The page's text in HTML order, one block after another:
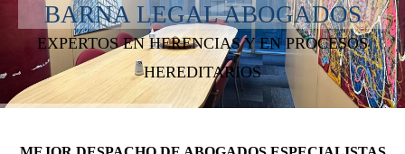
BARNA LEGAL ABOGADOS
EXPERTOS EN HERENCIAS Y EN PROCESOS
HEREDITARIOS